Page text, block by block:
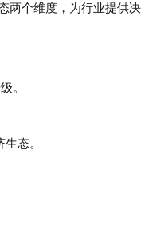
两个维度，为行业提供
。
态。